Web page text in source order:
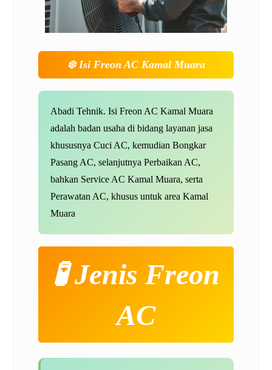
❄️Isi Freon AC Kamal Muara
Abadi Tehnik. Isi Freon AC Kamal Muara
adalah badan usaha di bidang layanan jasa
khususnya Cuci AC, kemudian Bongkar
Pasang AC, selanjutnya Perbaikan AC,
bahkan Service AC Kamal Muara, serta
Perawatan AC, khusus untuk area Kamal
Muara
🧪 Jenis Freon
AC